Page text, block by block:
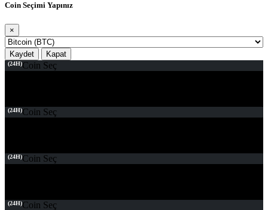
Coin Seçimi Yapınız
×
Kaydet Kapat
(24H)Coin Seç
(24H)Coin Seç
(24H)Coin Seç
(24H)Coin Seç